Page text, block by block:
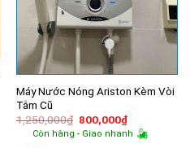
Máy Nước Nóng Ariston Kèm Vòi
Tắm Cũ
1,250,000₫ Giá
gốc
là:
800,000₫Giá
hiện
tại
Còn hàng - Giao nhanh